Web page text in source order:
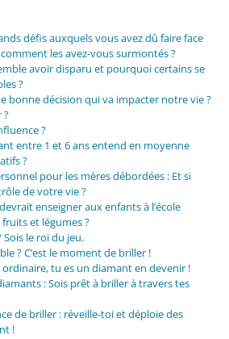
défis auxquels vous avez dû faire face
les avez-vous surmontés ?
avoir disparu et pourquoi certains se
?
bonne décision qui va impacter notre vie ?
?
?
entre 1 et 6 ans entend en moyenne
?
pour les mères débordées : Et si
de votre vie ?
enseigner aux enfants à l’école
et légumes ?
Sois le roi du jeu.
? C’est le moment de briller !
ordinaire, tu es un diamant en devenir !
: Sois prêt à briller à travers tes
de briller : réveille-toi et déploie des
!